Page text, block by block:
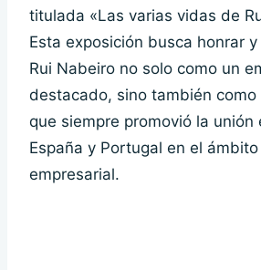
titulada «Las varias vidas de
Esta exposición busca honrar
Rui Nabeiro no solo como un
destacado, sino también como
que siempre promovió la unión
España y Portugal en el ámbito
empresarial.